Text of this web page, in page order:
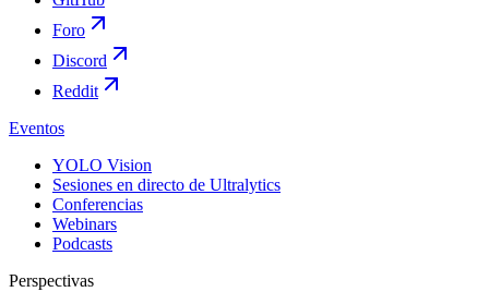
Foro
Discord
Reddit
Eventos
YOLO Vision
Sesiones en directo de Ultralytics
Conferencias
Webinars
Podcasts
Perspectivas